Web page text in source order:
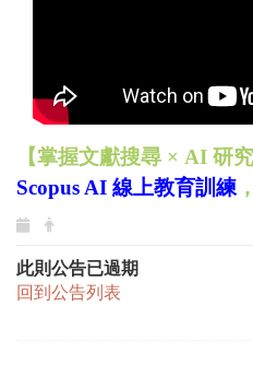
【掌握文獻搜尋 × AI 研
Scopus AI 線上教育訓練
此則公告已過期
回到公告列表